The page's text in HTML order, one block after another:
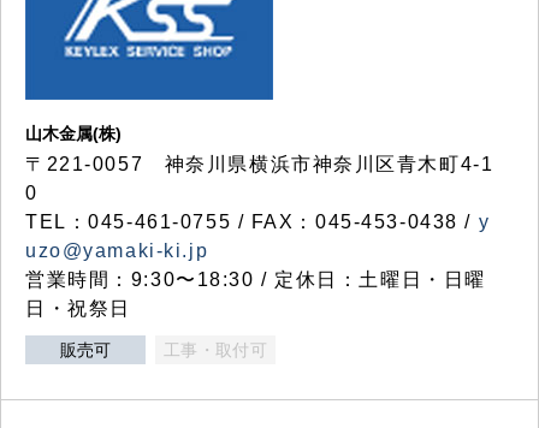
山木金属(株)
〒221-0057 神奈川県横浜市神奈川区青木町4-1
0
TEL：045-461-0755 / FAX：045-453-0438 / y
uzo@yamaki-ki.jp
営業時間：9:30〜18:30 / 定休日：土曜日・日曜
日・祝祭日
販売可 工事・取付可